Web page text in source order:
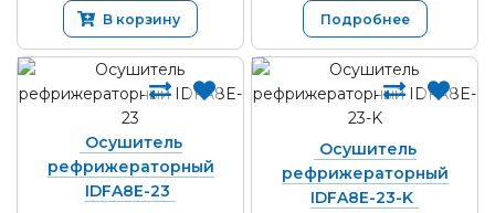
В корзину Подробнее
Осушитель
рефрижераторный
IDFA8E-23
Осушитель
рефрижераторный
IDFA8E-23-K